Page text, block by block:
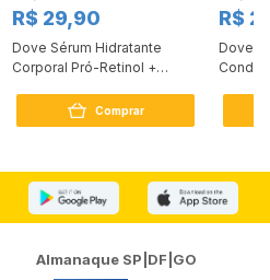
R$ 29,90
Dove Sérum Hidratante
Corporal Pró-Retinol +
Comprar
R$
Dove
Almanaque SP|DF|GO